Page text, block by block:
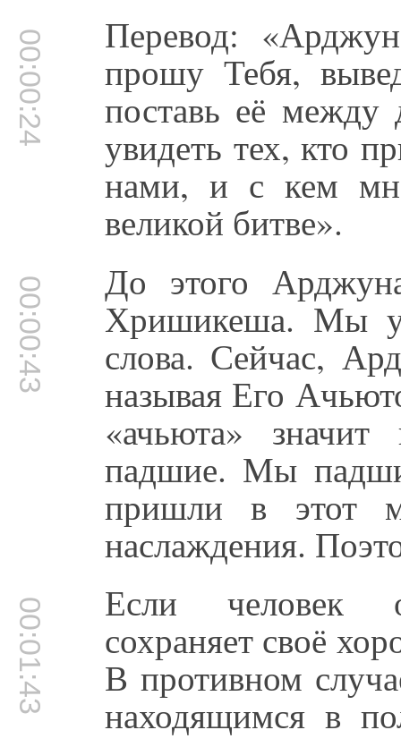
00:00:24 Перевод:
прошу Тебя,
поставь её
увидеть тех, кто
нами, и с кем
великой битве».
00:00:43 До этого
Хришикеша. Мы
слова. Сейчас,
называя Его
«ачьюта»
падшие. Мы
пришли в этот
наслаждения.
00:01:43 Если человек
сохраняет своё
В противном
находящимся в